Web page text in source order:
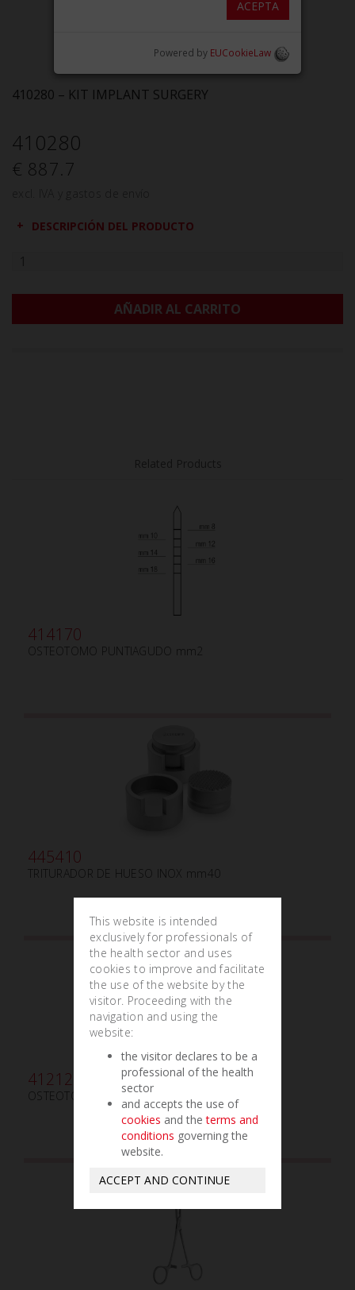
410280 – KIT IMPLANT SURGERY
410280
€ 887.7
DESCRIPCIÓN DEL PRODUCTO
AÑADIR AL CARRITO
414170
OSTEOTOMO PUNTIAGUDO mm2
445410
TRITURADOR DE HUESO INOX mm40
412120
OSTEOTOMO CONVEXO mm2.7
This website is intended
exclusively for professionals of
the health sector and uses
cookies to improve and facilitate
the use of the website by the
visitor. Proceeding with the
navigation and using the
website:
the visitor declares to be a
professional of the health
sector
and accepts the use of
cookies and theterms and
conditions governing the
website.
ACCEPT AND CONTINUE
ACEPTA
Powered by EUCookieLaw